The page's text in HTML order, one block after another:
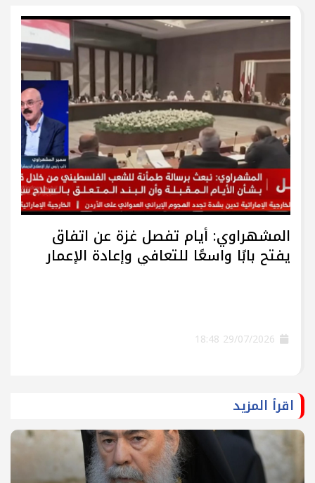
المشهراوي: أيام تفصل غزة عن اتفاق
يفتح بابًا واسعًا للتعافي وإعادة الإعمار
اقرأ المزيد